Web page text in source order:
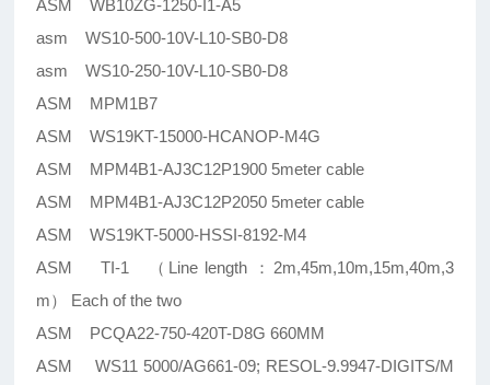
ASM WB10ZG-1250-I1-A5
asm WS10-500-10V-L10-SB0-D8
asm WS10-250-10V-L10-SB0-D8
ASM MPM1B7
ASM WS19KT-15000-HCANOP-M4G
ASM MPM4B1-AJ3C12P1900 5meter cable
ASM MPM4B1-AJ3C12P2050 5meter cable
ASM WS19KT-5000-HSSI-8192-M4
ASM TI-1 （Line length ：2m,45m,10m,15m,40m,3
m） Each of the two
ASM PCQA22-750-420T-D8G 660MM
ASM WS11 5000/AG661-09; RESOL-9.9947-DIGITS/M